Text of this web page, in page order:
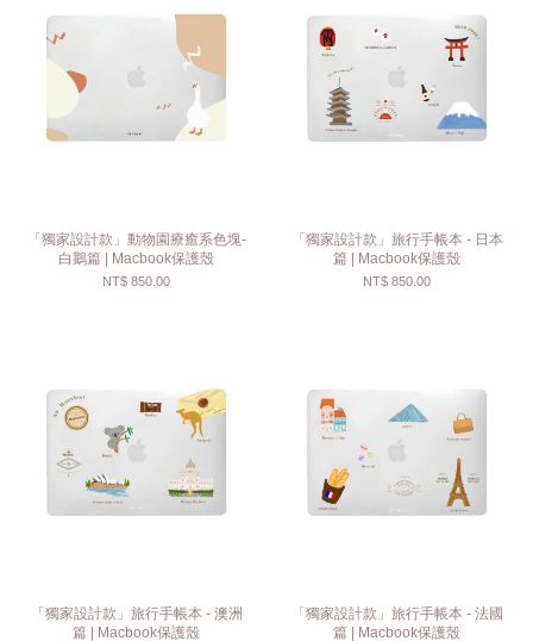
「獨家設計款」動物園療癒系色塊-
白鵝篇 | Macbook保護殼
NT$ 850.00
「獨家設計款」旅行手帳本 - 日本
篇 | Macbook保護殼
NT$ 850.00
「獨家設計款」旅行手帳本 - 澳洲
篇 | Macbook保護殼
「獨家設計款」旅行手帳本 - 法國
篇 | Macbook保護殼